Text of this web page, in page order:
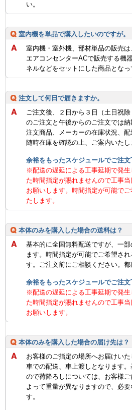
い。
室内機を単品で購入したいのですが。
室内機・室外機、部材単品の販売
エアコンセンターACで販売する機
ネルなどをセットにした商品となっ
注文して何日で届きますか。
ご注文後、２日から３日（土日祝
のご注文と午後からのご注文では
注文商品、メーカーの在庫状況、
随時在庫を確認の上、ご案内いたし
余裕をもったスケジュールでご注文
※配送の遅延による工事延期で発
た時間指定が賜れませんので工事
お願いします。時間指定が可能で
たします。
本体のみを購入した場合の送料は？
基本的に全国無料配送ですが、一
ます。時間指定が可能でご希望さ
す。ご注文前にご相談ください。都
余裕をもったスケジュールでご注文
※配送の遅延による工事延期で発
た時間指定が賜れませんので工事
お願いします。
本体のみを購入した場合の届け先は？
お客様のご指定の場所へお届けい
車での配送、車上渡しとなります
ので荷降ろしについては、お客様
よって重量が異なりますので、必
す。